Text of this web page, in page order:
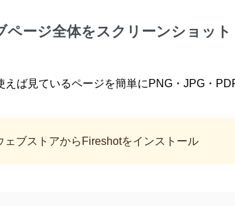
ページ全体をスクリーンショット
えば見ているページを簡単にPNG・JPG・
ェブストアからFireshotをインストール